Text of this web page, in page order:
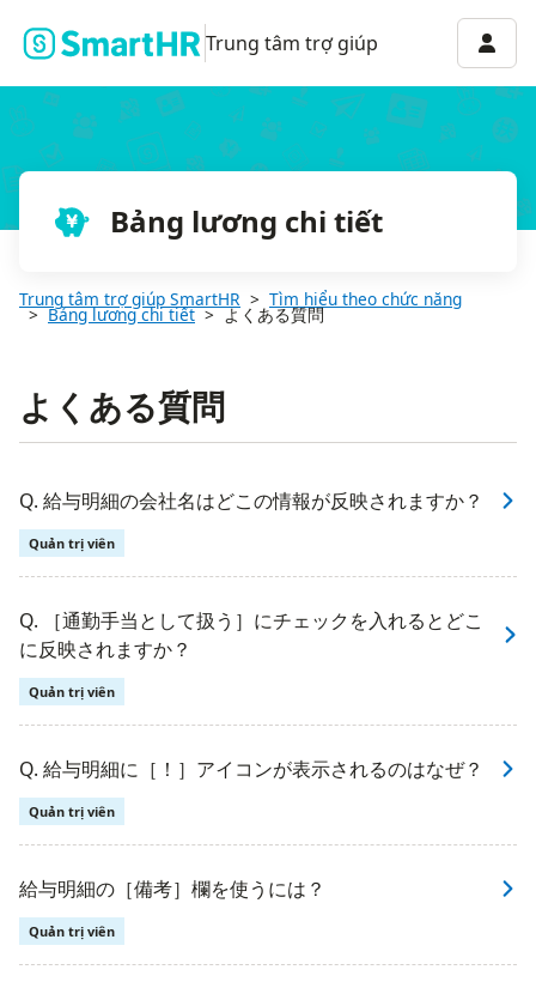
Trung tâm trợ giúp
Bảng lương chi tiết
Trung tâm trợ giúp SmartHR Tìm hiểu theo chức năng
Bảng lương chi tiết よくある質問
よくある質問
Q. 給与明細の会社名はどこの情報が反映されますか？
Quản trị viên
Q. ［通勤手当として扱う］にチェックを入れるとどこ
に反映されますか？
Quản trị viên
Q. 給与明細に［！］アイコンが表示されるのはなぜ？
Quản trị viên
給与明細の［備考］欄を使うには？
Quản trị viên